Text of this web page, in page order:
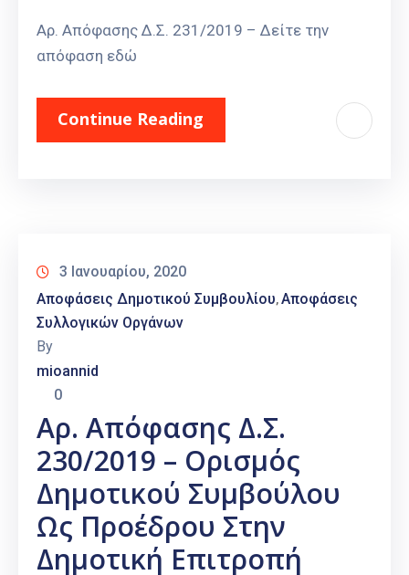
Αρ. Απόφασης Δ.Σ. 231/2019 – Δείτε την
απόφαση εδώ
Continue Reading
3 Ιανουαρίου, 2020
Αποφάσεις Δημοτικού Συμβουλίου‚Αποφάσεις
Συλλογικών Οργάνων
By
mioannid
0
Αρ. Απόφασης Δ.Σ.
230/2019 – Ορισμός
Δημοτικού Συμβούλου
Ως Προέδρου Στην
Δημοτική Επιτροπή